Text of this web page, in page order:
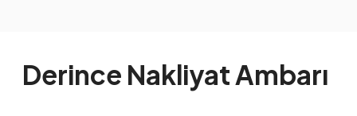
Derince Nakliyat Ambarı